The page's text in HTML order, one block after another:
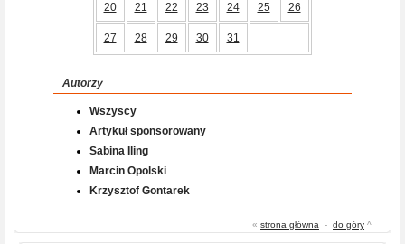
20 21 22 23 24 25 26
27 28 29 30 31
Autorzy
Wszyscy
Artykuł sponsorowany
Sabina Iling
Marcin Opolski
Krzysztof Gontarek
« strona główna - do góry ^